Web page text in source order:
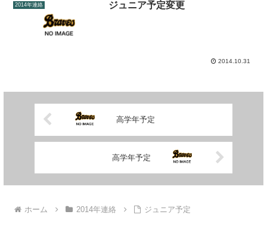
2014年連絡 ジュニア予定変更
2014.10.31
高学年予定
高学年予定
ホーム 2014年連絡 ジュニア予定